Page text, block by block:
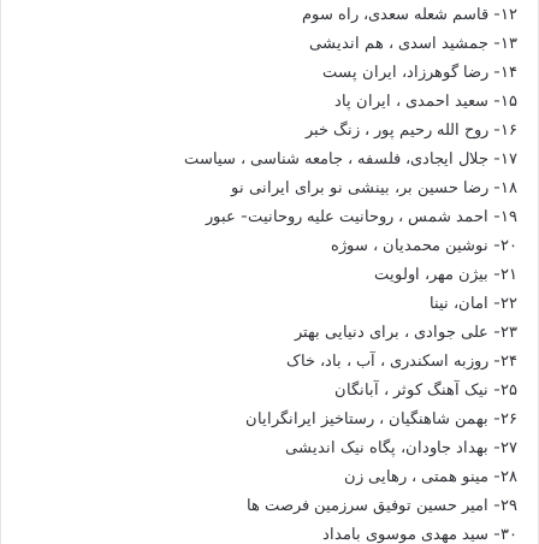
۱۲- قاسم شعله سعدی، راه سوم
۱۳- جمشید اسدی ، هم اندیشی
۱۴- رضا گوهرزاد، ایران پست
۱۵- سعید احمدی ، ایران پاد
۱۶- روح الله رحیم پور ، زنگ خبر
۱۷- جلال ایجادی، فلسفه ، جامعه شناسی ، سیاست
۱۸- رضا حسین بر، بینشی نو برای ایرانی نو
۱۹- احمد شمس ، روحانیت علیه روحانیت- عبور
۲۰- نوشین محمدیان ، سوژه
۲۱- بیژن مهر، اولویت
۲۲- امان، نینا
۲۳- علی جوادی ، برای دنیایی بهتر
۲۴- روزبه اسکندری ، آب ، باد، خاک
۲۵- نیک آهنگ کوثر ، آبانگان
۲۶- بهمن شاهنگیان ، رستاخیز ایرانگرایان
۲۷- بهداد جاودان، پگاه نیک اندیشی
۲۸- مینو همتی ، رهایی زن
۲۹- امیر حسین توفیق سرزمین فرصت ها
۳۰- سید مهدی موسوی بامداد